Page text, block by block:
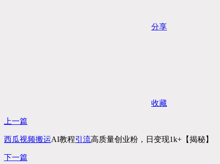
分享
收藏
上一篇
西瓜视频搬运AI教程引流高质量创业粉，日变现1k+【揭秘】
下一篇